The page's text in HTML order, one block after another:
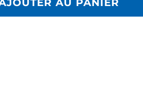
télécommande
avec
AU PANIER